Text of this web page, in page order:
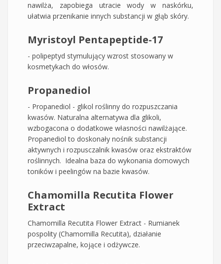
nawilża, zapobiega utracie wody w naskórku,
ułatwia przenikanie innych substancji w głąb skóry.
Myristoyl Pentapeptide-17
- polipeptyd stymulujący wzrost stosowany w
kosmetykach do włosów.
Propanediol
- Propanediol - glikol roślinny do rozpuszczania
kwasów. Naturalna alternatywa dla glikoli,
wzbogacona o dodatkowe własności nawilżające.
Propanediol to doskonały nośnik substancji
aktywnych i rozpusczalnik kwasów oraz ekstraktów
roślinnych. Idealna baza do wykonania domowych
toników i peelingów na bazie kwasów.
Chamomilla Recutita Flower
Extract
Chamomilla Recutita Flower Extract - Rumianek
pospolity (Chamomilla Recutita), działanie
przeciwzapalne, kojące i odżywcze.